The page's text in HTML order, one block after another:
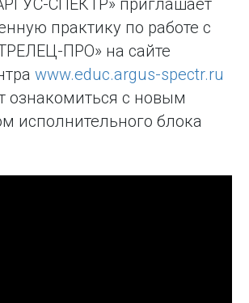
СПЕКТР» приглашает
практику по работе с
ПРО» на сайте
www.educ.argus-spectr.ru
ознакомиться с новым
исполнительного блока